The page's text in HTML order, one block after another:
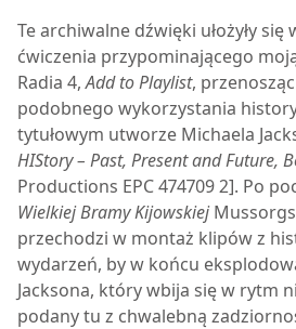
Te archiwalne dźwięki ułożyły się
ćwiczenia przypominającego
Radia 4,Add to Playlist,
podobnego wykorzystania
tytułowym utworze Michaela
HIStory – Past, Present and Future,
Productions EPC 474709 2]. Po
Wielkiej Bramy Kijowskiej
przechodzi w montaż klipów z
wydarzeń, by w końcu
Jacksona, który wbija się w rytm
podany tu z chwalebną